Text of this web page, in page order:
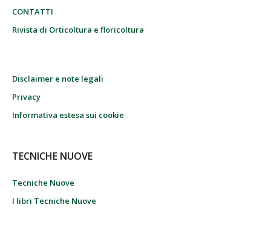
CONTATTI
Rivista di Orticoltura e floricoltura
Disclaimer e note legali
Privacy
Informativa estesa sui cookie
TECNICHE NUOVE
Tecniche Nuove
I libri Tecniche Nuove